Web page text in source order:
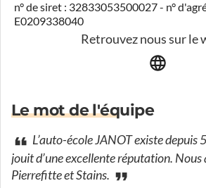
n° de siret : 32833053500027 - n°
E0209338040
Retrouvez nous sur le
Le mot de l'équipe
L’auto-école JANOT existe depuis
jouit d’une excellente réputation. Nous
Pierrefitte et Stains.